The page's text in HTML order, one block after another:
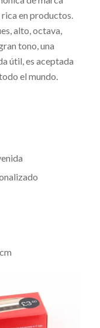
en productos.
alto, octava,
tono, una
útil, es aceptada
el mundo.